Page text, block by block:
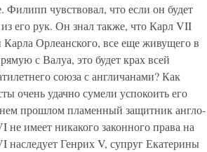
Филипп чувствовал, что если он будет
его рук. Он знал также, что Карл VII
Орлеанского, все еще живущего в
с Валуа, это будет крах всей
союза с англичанами? Как
очень удачно сумели успокоить его
прошлом пламенный защитник англо-
имеет никакого законного права на
Генрих V, супруг Екатерины